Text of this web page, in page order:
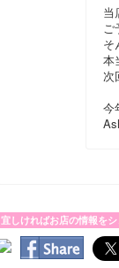
当
ご
そ
本
次
今
宜しければお店の情報を